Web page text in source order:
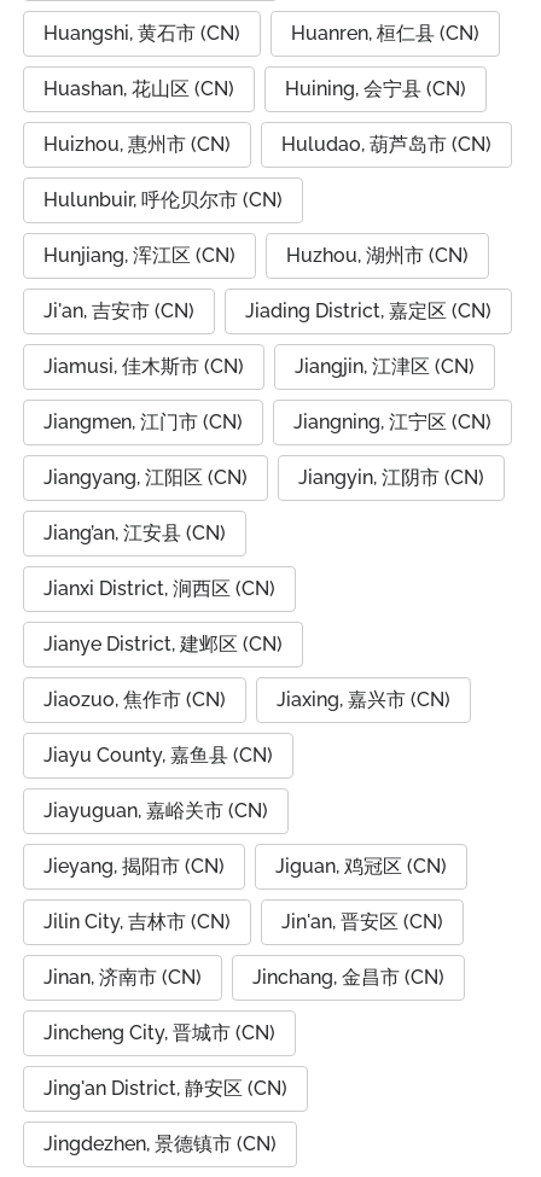
Huangshi, 黄石市 (CN) Huanren, 桓仁县 (CN)
Huashan, 花山区 (CN) Huining, 会宁县 (CN)
Huizhou, 惠州市 (CN) Huludao, 葫芦岛市 (CN)
Hulunbuir, 呼伦贝尔市 (CN)
Hunjiang, 浑江区 (CN) Huzhou, 湖州市 (CN)
Ji'an, 吉安市 (CN) Jiading District, 嘉定区 (CN)
Jiamusi, 佳木斯市 (CN) Jiangjin, 江津区 (CN)
Jiangmen, 江门市 (CN) Jiangning, 江宁区 (CN)
Jiangyang, 江阳区 (CN) Jiangyin, 江阴市 (CN)
Jiang’an, 江安县 (CN)
Jianxi District, 涧西区 (CN)
Jianye District, 建邺区 (CN)
Jiaozuo, 焦作市 (CN) Jiaxing, 嘉兴市 (CN)
Jiayu County, 嘉鱼县 (CN)
Jiayuguan, 嘉峪关市 (CN)
Jieyang, 揭阳市 (CN) Jiguan, 鸡冠区 (CN)
Jilin City, 吉林市 (CN) Jin'an, 晋安区 (CN)
Jinan, 济南市 (CN) Jinchang, 金昌市 (CN)
Jincheng City, 晋城市 (CN)
Jing'an District, 静安区 (CN)
Jingdezhen, 景德镇市 (CN)